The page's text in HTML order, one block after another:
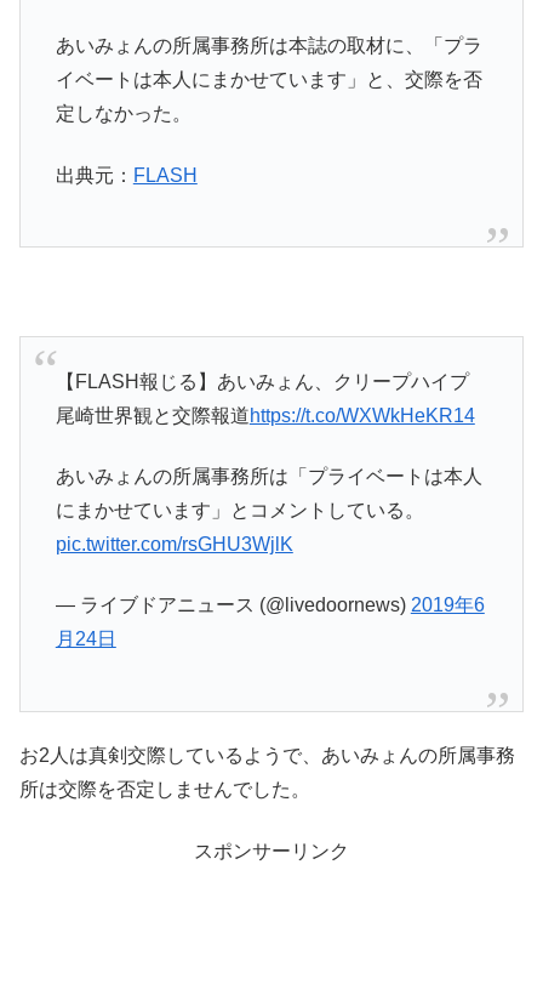
あいみょんの所属事務所は本誌の取材に、「プラ
イベートは本人にまかせています」と、交際を否
定しなかった。
出典元： FLASH
【FLASH報じる】あいみょん、クリープハイプ
尾崎世界観と交際報道https://t.co/WXWkHeKR14
あいみょんの所属事務所は「プライベートは本人
にまかせています」とコメントしている。
pic.twitter.com/rsGHU3WjlK
— ライブドアニュース (@livedoornews) 2019年6
月24日
お2人は真剣交際しているようで、あいみょんの所属事務
所は交際を否定しませんでした。
スポンサーリンク